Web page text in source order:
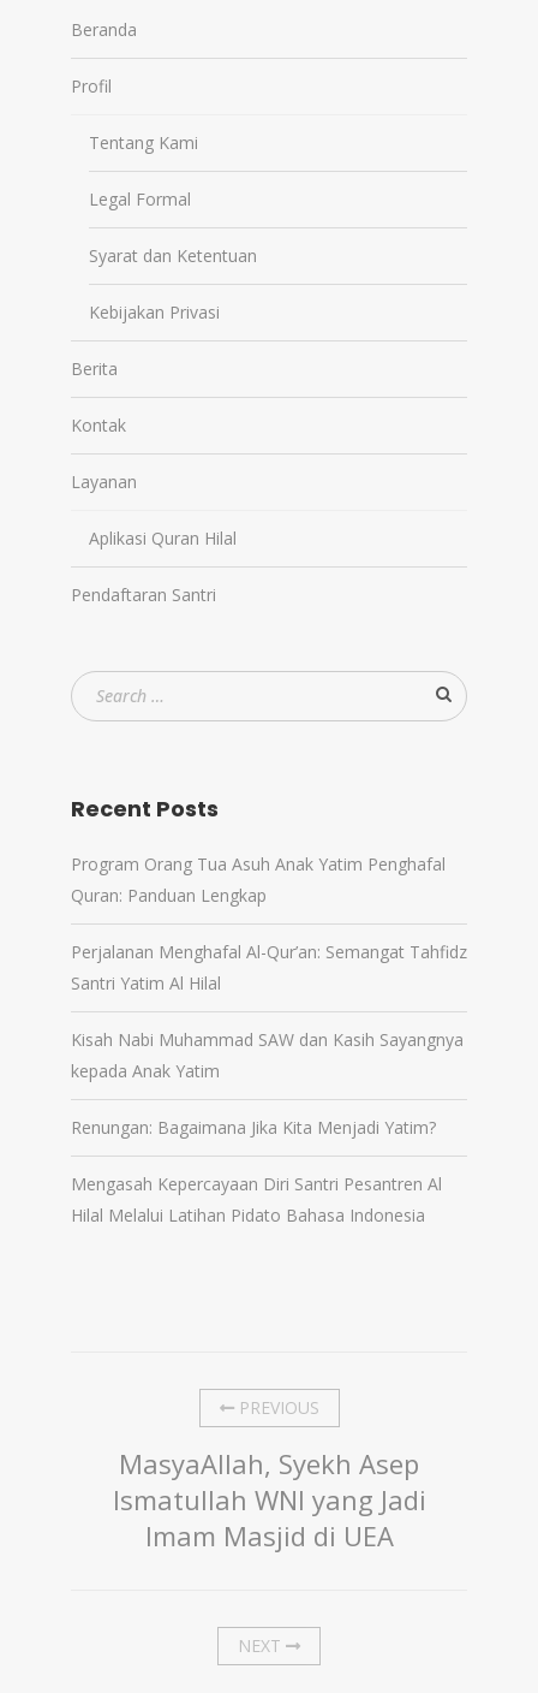
Beranda
Profil
Tentang Kami
Legal Formal
Syarat dan Ketentuan
Kebijakan Privasi
Berita
Kontak
Layanan
Aplikasi Quran Hilal
Pendaftaran Santri
Recent Posts
Program Orang Tua Asuh Anak Yatim Penghafal
Quran: Panduan Lengkap
Perjalanan Menghafal Al-Qur’an: Semangat Tahfidz
Santri Yatim Al Hilal
Kisah Nabi Muhammad SAW dan Kasih Sayangnya
kepada Anak Yatim
Renungan: Bagaimana Jika Kita Menjadi Yatim?
Mengasah Kepercayaan Diri Santri Pesantren Al
Hilal Melalui Latihan Pidato Bahasa Indonesia
PREVIOUS
MasyaAllah, Syekh Asep
Ismatullah WNI yang Jadi
Imam Masjid di UEA
NEXT